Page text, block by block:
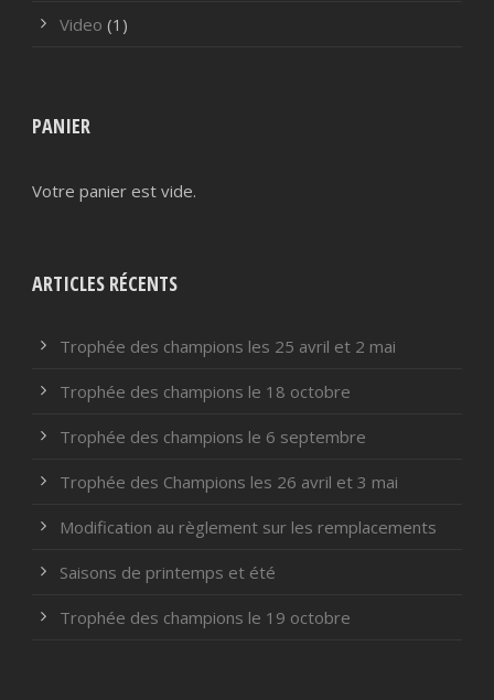
Video (1)
PANIER
Votre panier est vide.
ARTICLES RÉCENTS
Trophée des champions les 25 avril et 2 mai
Trophée des champions le 18 octobre
Trophée des champions le 6 septembre
Trophée des Champions les 26 avril et 3 mai
Modification au règlement sur les remplacements
Saisons de printemps et été
Trophée des champions le 19 octobre